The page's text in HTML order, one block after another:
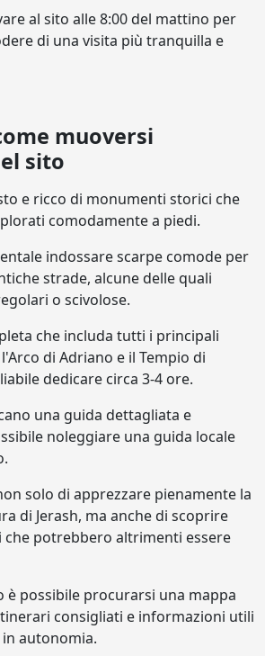
al sito alle 8:00 del mattino per
di una visita più tranquilla e
muoversi
sito
e ricco di monumenti storici che
comodamente a piedi.
indossare scarpe comode per
strade, alcune delle quali
o scivolose.
che includa tutti i principali
di Adriano e il Tempio di
dedicare circa 3-4 ore.
una guida dettagliata e
noleggiare una guida locale
solo di apprezzare pienamente la
di Jerash, ma anche di scoprire
potrebbero altrimenti essere
è possibile procurarsi una mappa
consigliati e informazioni utili
autonomia.